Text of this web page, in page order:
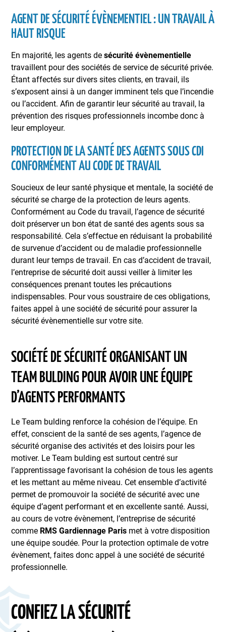
AGENT DE SÉCURITÉ ÉVÈNEMENTIEL : UN TRAVAIL À
HAUT RISQUE
En majorité, les agents desécurité évènementielle
travaillent pour des sociétés de service de sécurité privée.
Étant affectés sur divers sites clients, en travail, ils
s’exposent ainsi à un danger imminent tels que l’incendie
ou l’accident. Afin de garantir leur sécurité au travail, la
prévention des risques professionnels incombe donc à
leur employeur.
PROTECTION DE LA SANTÉ DES AGENTS SOUS CDI
CONFORMÉMENT AU CODE DE TRAVAIL
Soucieux de leur santé physique et mentale, la société de
sécurité se charge de la protection de leurs agents.
Conformément au Code du travail, l’agence de sécurité
doit préserver un bon état de santé des agents sous sa
responsabilité. Cela s’effectue en réduisant la probabilité
de survenue d’accident ou de maladie professionnelle
durant leur temps de travail. En cas d’accident de travail,
l’entreprise de sécurité doit aussi veiller à limiter les
conséquences prenant toutes les précautions
indispensables. Pour vous soustraire de ces obligations,
faites appel à une société de sécurité pour assurer la
sécurité évènementielle sur votre site.
SOCIÉTÉ DE SÉCURITÉ ORGANISANT UN
TEAM BULDING POUR AVOIR UNE ÉQUIPE
D’AGENTS PERFORMANTS
Le Team bulding renforce la cohésion de l’équipe. En
effet, conscient de la santé de ses agents, l’agence de
sécurité organise des activités et des loisirs pour les
motiver. Le Team bulding est surtout centré sur
l’apprentissage favorisant la cohésion de tous les agents
et les mettant au même niveau. Cet ensemble d’activité
permet de promouvoir la société de sécurité avec une
équipe d’agent performant et en excellente santé. Aussi,
au cours de votre évènement, l’entreprise de sécurité
comme RMS Gardiennage Paris met à votre disposition
une équipe soudée. Pour la protection optimale de votre
évènement, faites donc appel à une société de sécurité
professionnelle.
CONFIEZ LA SÉCURITÉ